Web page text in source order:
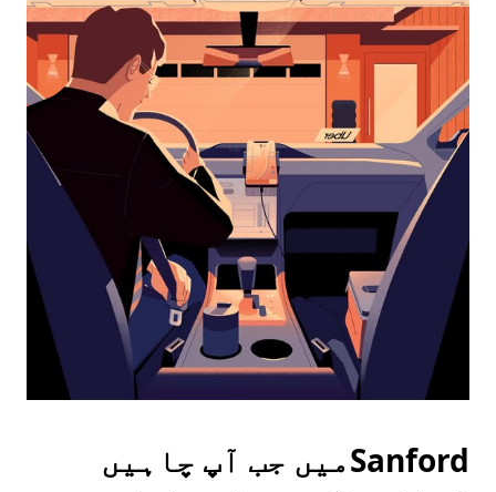
the
calendar
and
select
a
date.
Press
the
escape
button
the
calendar.
Sanfordمیں جب آپ چاہیں